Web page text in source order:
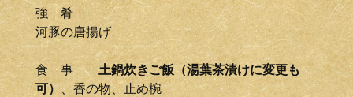
強 肴
河豚の唐揚げ
食 事土鍋炊きご飯（湯葉茶漬けに変更も
可）、香の物、止め椀